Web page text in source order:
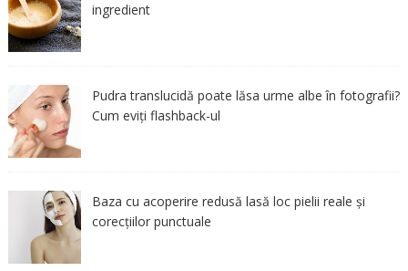
ingredient
Pudra translucidă poate lăsa urme albe în fotografii?
Cum eviți flashback-ul
Baza cu acoperire redusă lasă loc pielii reale și
corecțiilor punctuale